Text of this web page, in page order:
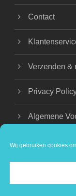
Wij gebruiken cookies
Contact
Verzenden &
Privacy
Algemene
COPYRIGHT